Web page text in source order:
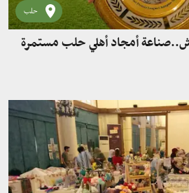
حلب
أمجاد أهلي حلب مستمرة